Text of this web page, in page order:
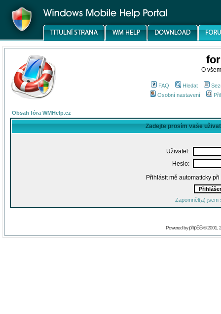
O
FAQ Hledat
Osobní nastavení
Obsah fóra WMHelp.cz
Zadejte prosím vaše
Uživatel:
Heslo:
Přihlásit mě automaticky
Zapomněl(a) jsem
Powered byphpBB© 2001,